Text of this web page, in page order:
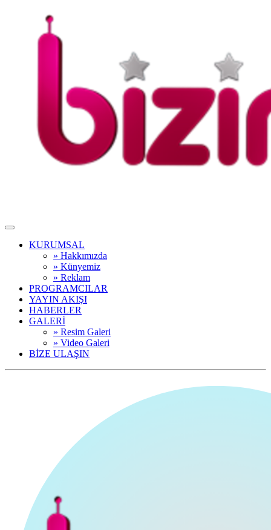
KURUMSAL
» Hakkımızda
» Künyemiz
» Reklam
PROGRAMCILAR
YAYIN AKIŞI
HABERLER
GALERİ
» Resim Galeri
» Video Galeri
BİZE ULAŞIN